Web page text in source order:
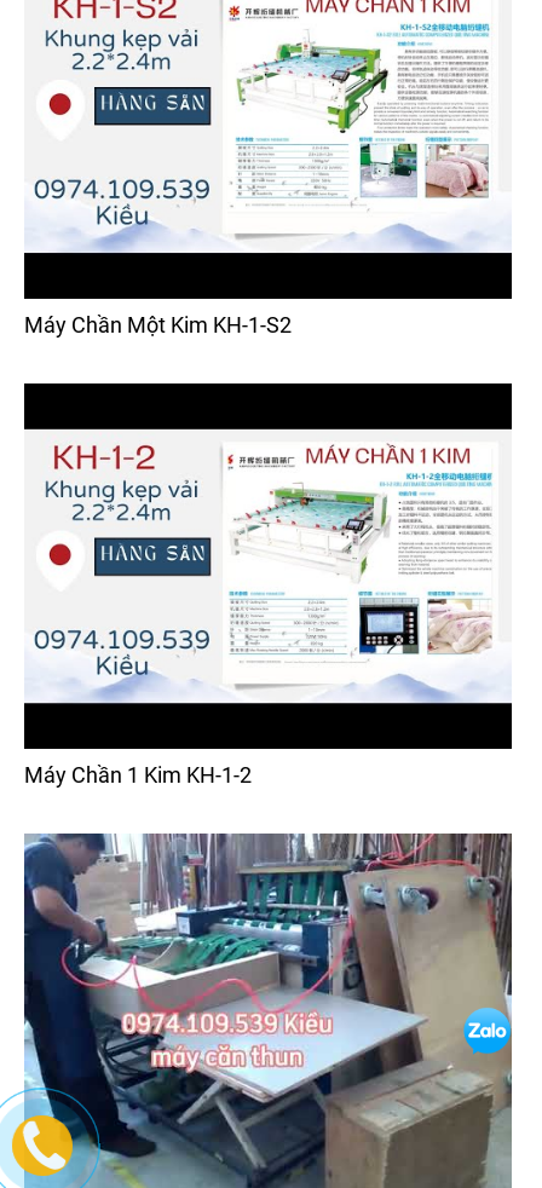
Máy Chần Một Kim KH-1-S2
Máy Chần 1 Kim KH-1-2